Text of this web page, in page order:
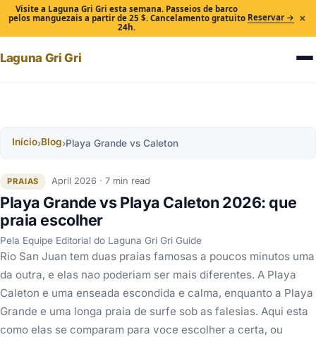
Visite a Laguna Gri Gri esta semana. Passeios de barco
pelos manguezais a partir de 25 $. Cancelamento gratuito
24h.
Reservar → ×
Laguna Gri Gri
Início›Blog›Playa Grande vs Caleton
PRAIAS April 2026 · 7 min read
Playa Grande vs Playa Caleton 2026: que
praia escolher
Pela Equipe Editorial do Laguna Gri Gri Guide
Rio San Juan tem duas praias famosas a poucos minutos uma
da outra, e elas nao poderiam ser mais diferentes. A Playa
Caleton e uma enseada escondida e calma, enquanto a Playa
Grande e uma longa praia de surfe sob as falesias. Aqui esta
como elas se comparam para voce escolher a certa, ou